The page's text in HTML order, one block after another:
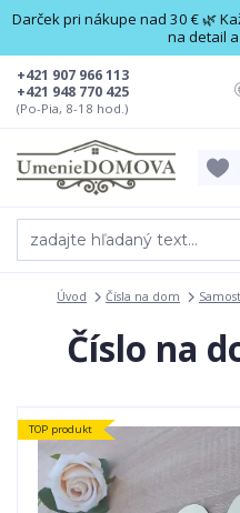
Darček pri nákupe nad 30 € 🌿
na detail
+421 948 770 425
+421 907 966 113
(Po-Pia, 8-18 hod.)
Úvod Čísla na dom
Číslo na
TOP produkt